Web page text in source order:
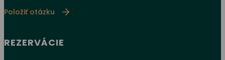
Položiť otázku
REZERVÁCIE